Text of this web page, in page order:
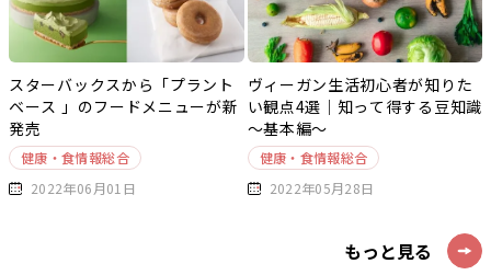
スターバックスから「プラント
ベース 」のフードメニューが新
発売
健康・食情報総合
2022年06月01日
ヴィーガン生活初心者が知りた
い観点4選｜知って得する豆知識
～基本編～
健康・食情報総合
2022年05月28日
もっと見る